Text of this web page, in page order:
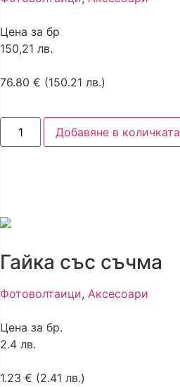
Цена за бр
150,21 лв.
76.80 € (150.21 лв.)
Добавяне в количката
Гайка със съчма
Фотоволтаици, Аксесоари
Цена за бр.
2.4 лв.
1.23 € (2.41 лв.)